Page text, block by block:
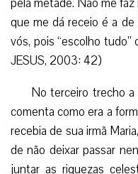
que me dá receio é a de
vós, pois “escolho
JESUS, 2003: 42)
No terceiro trecho a
comenta como era a
recebia de sua irmã
de não deixar passar
juntar as riquezas